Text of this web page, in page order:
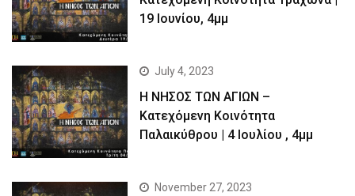
19 Ιουνίου, 4μμ
July 4, 2023
Η ΝΗΣΟΣ ΤΩΝ ΑΓΙΩΝ –
Kατεχόμενη Κοινότητα
Παλαικύθρου | 4 Ιουλίου , 4μμ
November 27, 2023